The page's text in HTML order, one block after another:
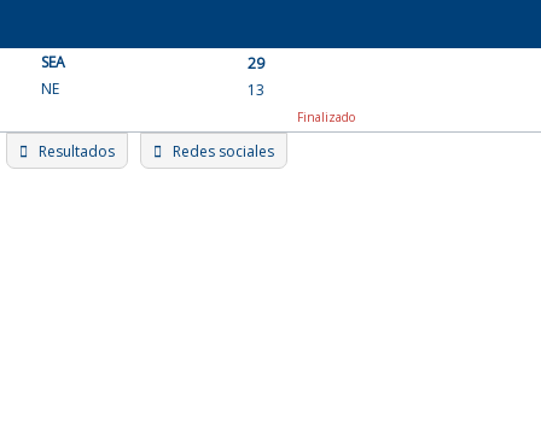
content
SEA
29
NE
13
Finalizado
Resultados Redes sociales